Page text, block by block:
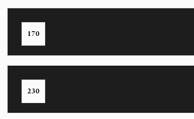
170
230